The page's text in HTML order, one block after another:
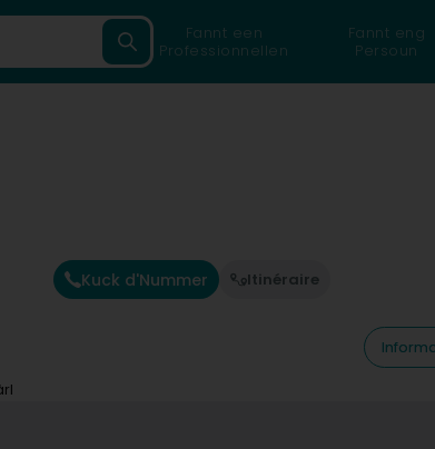
Fannt een
Professionnellen
Fannt eng
Persoun
Kuck d'Nummer Itinéraire